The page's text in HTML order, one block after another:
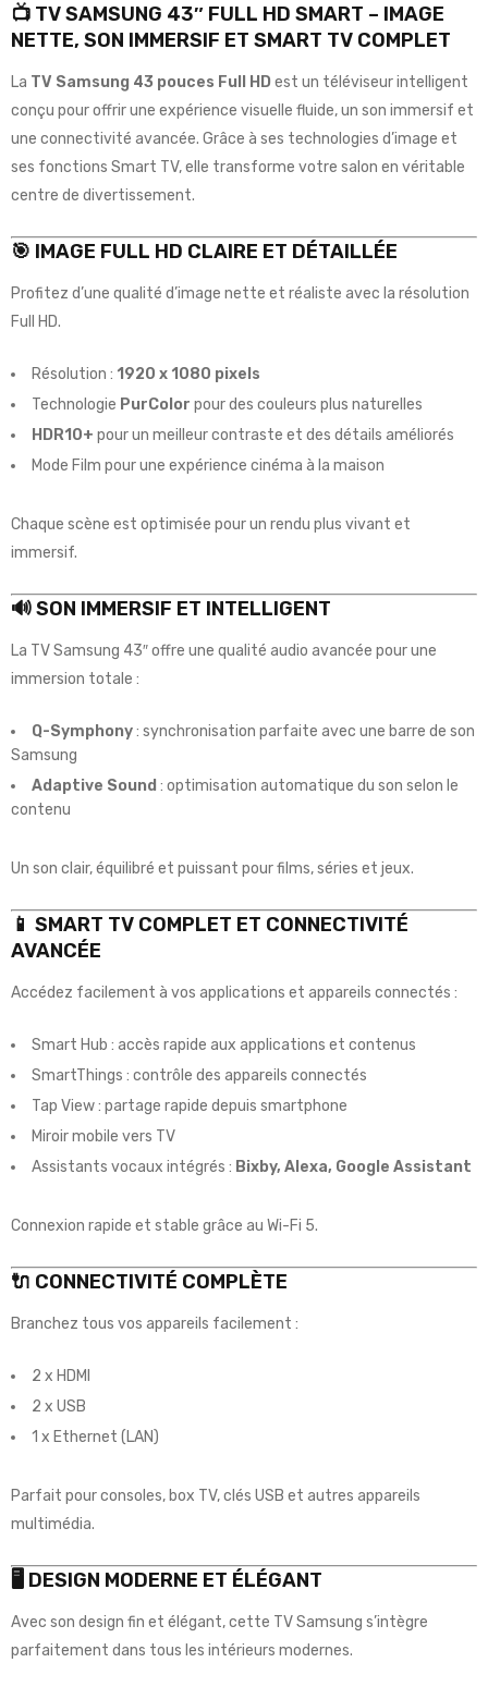
📺 TV SAMSUNG 43″ FULL HD SMART – IMAGE
NETTE, SON IMMERSIF ET SMART TV COMPLET
La TV Samsung 43 pouces Full HD est un téléviseur intelligent
conçu pour offrir une expérience visuelle fluide, un son immersif et
une connectivité avancée. Grâce à ses technologies d’image et
ses fonctions Smart TV, elle transforme votre salon en véritable
centre de divertissement.
🎯 IMAGE FULL HD CLAIRE ET DÉTAILLÉE
Profitez d’une qualité d’image nette et réaliste avec la résolution
Full HD.
Résolution : 1920 x 1080 pixels
Technologie PurColor pour des couleurs plus naturelles
HDR10+ pour un meilleur contraste et des détails améliorés
Mode Film pour une expérience cinéma à la maison
Chaque scène est optimisée pour un rendu plus vivant et
immersif.
🔊 SON IMMERSIF ET INTELLIGENT
La TV Samsung 43″ offre une qualité audio avancée pour une
immersion totale :
Q-Symphony: synchronisation parfaite avec une barre de son
Samsung
Adaptive Sound : optimisation automatique du son selon le
contenu
Un son clair, équilibré et puissant pour films, séries et jeux.
📱 SMART TV COMPLET ET CONNECTIVITÉ
AVANCÉE
Accédez facilement à vos applications et appareils connectés :
Smart Hub : accès rapide aux applications et contenus
SmartThings : contrôle des appareils connectés
Tap View : partage rapide depuis smartphone
Miroir mobile vers TV
Assistants vocaux intégrés : Bixby, Alexa, Google Assistant
Connexion rapide et stable grâce au Wi-Fi 5.
🔌 CONNECTIVITÉ COMPLÈTE
Branchez tous vos appareils facilement :
2 x HDMI
2 x USB
1 x Ethernet (LAN)
Parfait pour consoles, box TV, clés USB et autres appareils
multimédia.
🖥️ DESIGN MODERNE ET ÉLÉGANT
Avec son design fin et élégant, cette TV Samsung s’intègre
parfaitement dans tous les intérieurs modernes.